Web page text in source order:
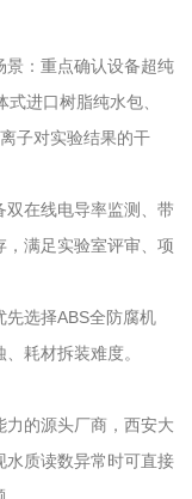
：重点确认设备超纯
进口树脂纯水包、
子对实验结果的干
在线电导率监测、带
满足实验室评审、项
选择ABS全防腐机
耗材拆装难度。
的源头厂商，西安大
水质读数异常时可直接